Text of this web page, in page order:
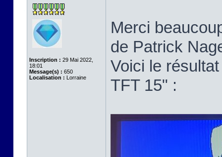
Inscription : 29 Mai 2022,
18:01
Message(s) : 650
Localisation : Lorraine
Merci
de Patrick
Voici le
TFT 15" :